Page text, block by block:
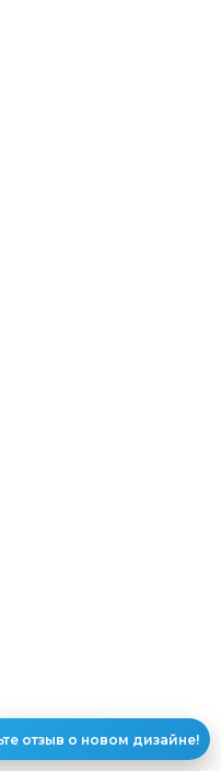
отзыв о новом дизайне!